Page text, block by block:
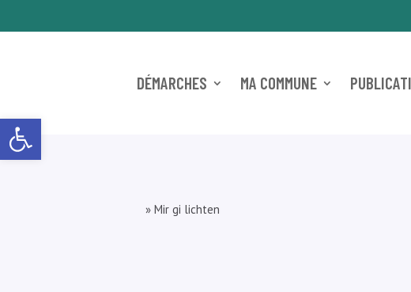
Ouvrir la barre d’outils
DÉMARCHES MA COMMUNE
» Mir gi lichten